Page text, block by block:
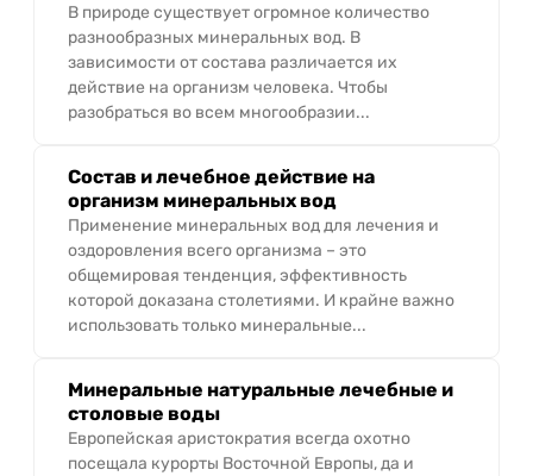
В природе существует огромное количество
разнообразных минеральных вод. В
зависимости от состава различается их
действие на организм человека. Чтобы
разобраться во всем многообразии...
Состав и лечебное действие на
организм минеральных вод
Применение минеральных вод для лечения и
оздоровления всего организма – это
общемировая тенденция, эффективность
которой доказана столетиями. И крайне важно
использовать только минеральные...
Минеральные натуральные лечебные и
столовые воды
Европейская аристократия всегда охотно
посещала курорты Восточной Европы, да и